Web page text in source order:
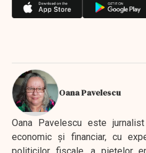
Oana Pavelescu
Oana Pavelescu este
economic și financiar, cu
politicilor fiscale, a piețelor